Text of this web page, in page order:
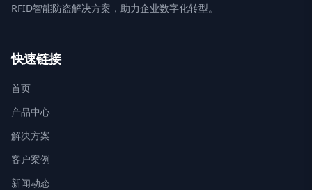
RFID智能防盗解决方案，助力企业数字化转型。
快速链接
首页
产品中心
解决方案
客户案例
新闻动态